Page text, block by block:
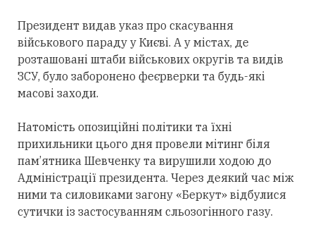
Президент видав указ про скасування
військового параду у Києві. А у містах, де
розташовані штаби військових округів та видів
ЗСУ, було заборонено феєрверки та будь-які
масові заходи.
Натомість опозиційні політики та їхні
прихильники цього дня провели мітинг біля
пам’ятника Шевченку та вирушили ходою до
Адміністрації президента. Через деякий час між
ними та силовиками загону «Беркут» відбулися
сутички із застосуванням сльозогінного газу.